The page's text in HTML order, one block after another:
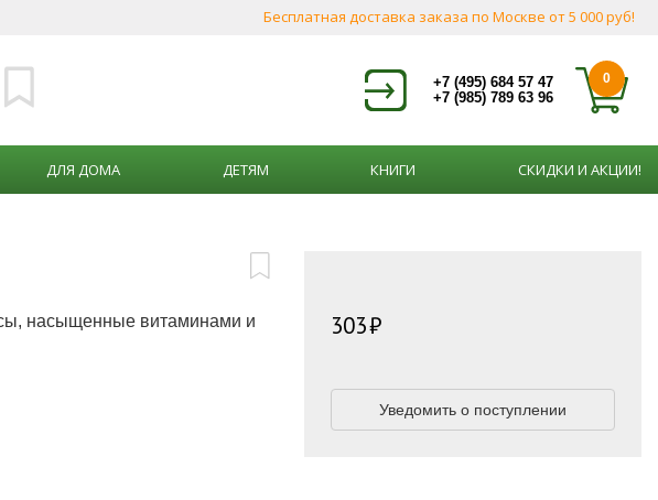
Бесплатная доставка заказа по Москве от 5 000 руб!
+7 (495) 684 57 47
+7 (985) 789 63 96
0
ДЛЯ ДОМА ДЕТЯМ КНИГИ СКИДКИ И АКЦИИ!
насыщенные витаминами и
303
Уведомить о поступлении